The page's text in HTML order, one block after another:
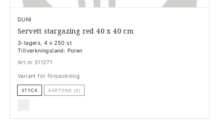
DUNI
Servett stargazing red 40 x 40 cm
3-lagers, 4 x 250 st
Tillverkningsland: Polen
Art.nr 311271
Variant för förpackning
STYCK KARTONG (4)